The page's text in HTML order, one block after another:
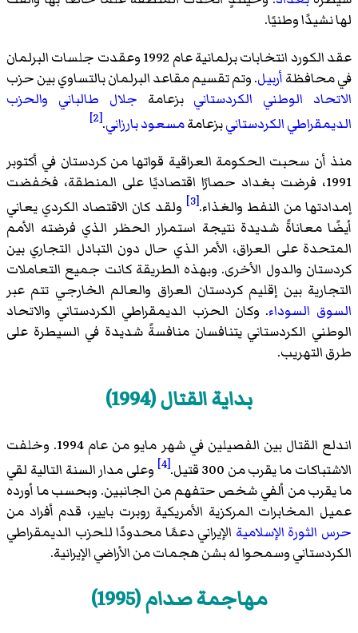
لها نشيدًا وطنيًا.
عقد الكورد انتخابات برلمانية عام 1992 وعقدت جلسات البرلمان
في محافظةأربيل. وتم تقسيم مقاعد البرلمان بالتساوي بين حزب
الاتحاد الوطني الكردستاني بزعامة جلال طالباني والحزب
الديمقراطي الكردستانيبزعامةمسعود بارزاني.
[2]
منذ أن سحبت الحكومة العراقية قواتها من كردستان في أكتوبر
1991، فرضت بغداد حصارًا اقتصاديًا على المنطقة، فخفضت
إمدادتها من النفط والغذاء.[3]
ولقد كان الاقتصاد الكردي يعاني
أيضًا معاناةً شديدة نتيجة استمرار الحظر الذي فرضته الأمم
المتحدة على العراق، الأمر الذي حال دون التبادل التجاري بين
كردستان والدول الأخرى. وبهذه الطريقة كانت جميع التعاملات
التجارية بين إقليم كردستان العراق والعالم الخارجي تتم عبر
السوق السوداء. وكان الحزب الديمقراطي الكردستاني والاتحاد
الوطني الكردستاني يتنافسان منافسةً شديدة في السيطرة على
طرق التهريب.
بداية القتال (1994)
اندلع القتال بين الفصيلين في شهر مايو من عام 1994. وخلفت
الاشتباكات ما يقرب من 300 قتيل.
[4]
وعلى مدار السنة التالية لقي
ما يقرب من ألفي شخص حتفهم من الجانبين. وبحسب ما أورده
عميل المخابرات المركزية الأمريكية روبرت بايير، قدم أفراد من
حرس الثورة الإسلامية الإيراني دعمًا محدودًا للحزب الديمقراطي
الكردستاني وسمحوا له بشن هجمات من الأراضي الإيرانية.
مهاجمة صدام (1995)